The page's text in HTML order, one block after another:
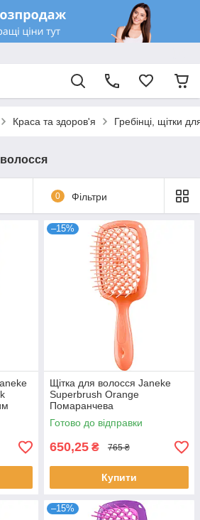
Краса та здоров'я Гребінці, щітки
волосся
0 Фільтри
–15%
Щітка для волосся Janeke
Superbrush Orange
Помаранчева
Готово до відправки
650,25 ₴ 765 ₴
Купити
–15%